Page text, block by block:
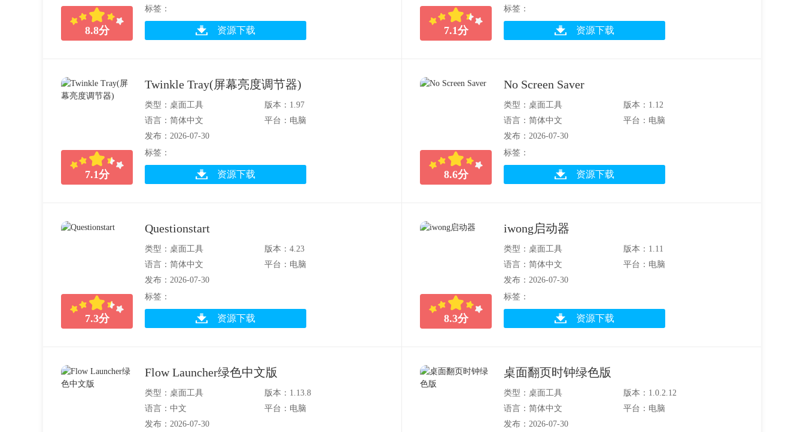
8.8分
标签：
资源下载 7.1分
标签：
资源下载
7.1分
Twinkle Tray(屏幕亮度调节器)
类型：桌面工具
版本：1.97
语言：简体中文
平台：电脑
发布：2026-07-30
标签：
资源下载 8.6分
No Screen Saver
类型：桌面工具
版本：1.12
语言：简体中文
平台：电脑
发布：2026-07-30
标签：
资源下载
7.3分
Questionstart
类型：桌面工具
版本：4.23
语言：简体中文
平台：电脑
发布：2026-07-30
标签：
资源下载 8.3分
iwong启动器
类型：桌面工具
版本：1.11
语言：简体中文
平台：电脑
发布：2026-07-30
标签：
资源下载
Flow Launcher绿色中文版
类型：桌面工具
版本：1.13.8
语言：中文
平台：电脑
发布：2026-07-30
桌面翻页时钟绿色版
类型：桌面工具
版本：1.0.2.12
语言：简体中文
平台：电脑
发布：2026-07-30